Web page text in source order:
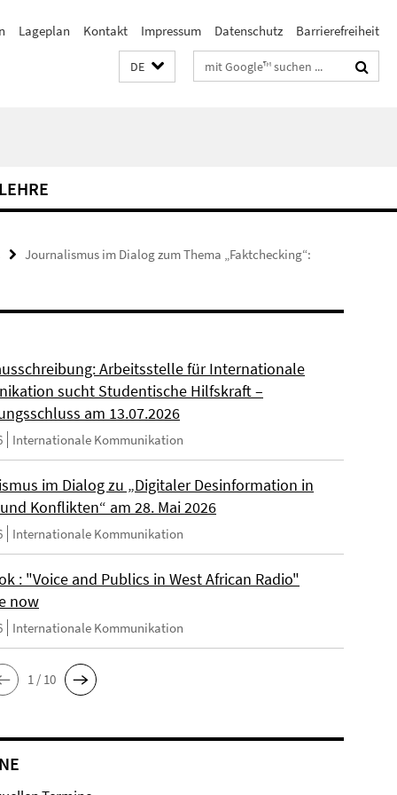
Lageplan Kontakt Impressum Datenschutz Barrierefreiheit
DE Suchbegriffe
LEHRE
Journalismus im Dialog zum Thema „Faktchecking“:
Arbeitsstelle für Internationale
sucht Studentische Hilfskraft –
am 13.07.2026
Internationale Kommunikation
im Dialog zu „Digitaler Desinformation in
Konflikten“ am 28. Mai 2026
Internationale Kommunikation
: "Voice and Publics in West African Radio"
now
Internationale Kommunikation
1 / 10